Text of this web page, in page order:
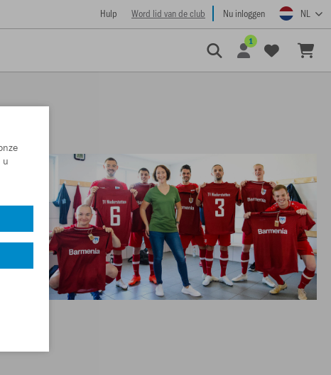
Hulp Word lid van de club Nu inloggen NL
1
u